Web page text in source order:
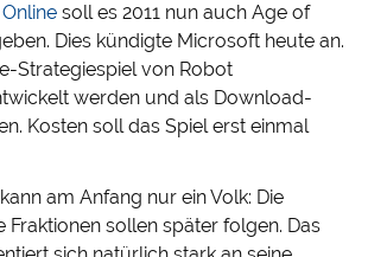
soll es 2011 nun auch Age of
Dies kündigte Microsoft heute an.
Strategiespiel von Robot
werden und als Download-
Kosten soll das Spiel erst einmal
am Anfang nur ein Volk: Die
Fraktionen sollen später folgen. Das